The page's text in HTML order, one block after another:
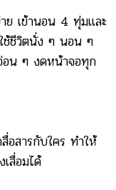
ย เข้านอน 4 ทุ่มและ
ช้ชีวิตนั่ง ๆ นอน ๆ
อน ๆ งดหน้าจอทุก
อสารกับใคร ทำให้
สื่อมได้